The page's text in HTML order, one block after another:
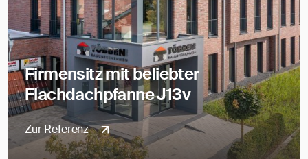
Firmensitz mit beliebter
Flachdachpfanne J13v
Zur Referenz